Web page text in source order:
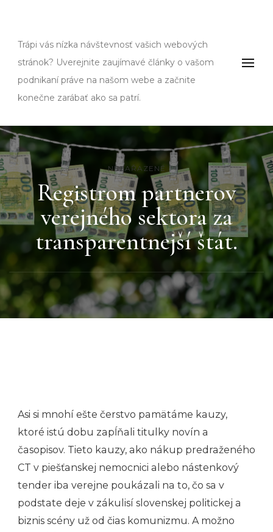
Trápi vás nízka návštevnosť vašich webových
stránok? Uverejnite zaujímavé články o vašom
podnikaní práve na našom webe a začnite
konečne zarábať ako sa patrí.
NEZAŘAZENÉ
Registrom partnerov
verejného sektora za
transparentnejší štát.
Asi si mnohí ešte čerstvo pamätáme kauzy,
ktoré istú dobu zapĺňali titulky novín a
časopisov. Tieto kauzy, ako nákup predraženého
CT v piešťanskej nemocnici alebo nástenkový
tender iba verejne poukázali na to, čo sa v
podstate deje v zákulisí slovenskej politickej a
biznis scény už od čias komunizmu. A možno